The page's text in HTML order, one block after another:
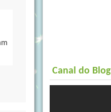
Canal do Blog